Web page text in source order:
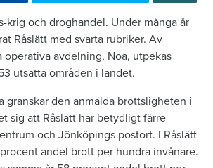
krig och droghandel. Under många år
Råslätt med svarta rubriker. Av
operativa avdelning, Noa, utpekas
utsatta områden i landet.
granskar den anmälda brottsligheten i
sig att Råslätt har betydligt färre
och Jönköpings postort. I Råslätt
andel brott per hundra invånare.